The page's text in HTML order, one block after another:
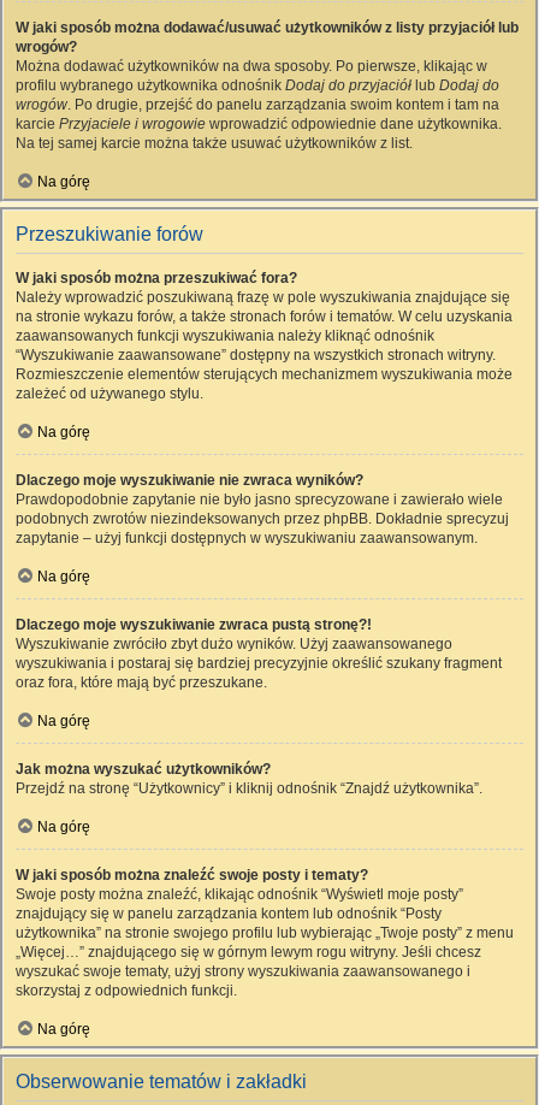
W jaki sposób można dodawać/usuwać użytkowników z listy przyjaciół lub
wrogów?
Można dodawać użytkowników na dwa sposoby. Po pierwsze, klikając w
profilu wybranego użytkownika odnośnik Dodaj do przyjaciół lub Dodaj do
wrogów. Po drugie, przejść do panelu zarządzania swoim kontem i tam na
karcie Przyjaciele i wrogowie wprowadzić odpowiednie dane użytkownika.
Na tej samej karcie można także usuwać użytkowników z list.
Na górę
Przeszukiwanie forów
W jaki sposób można przeszukiwać fora?
Należy wprowadzić poszukiwaną frazę w pole wyszukiwania znajdujące się
na stronie wykazu forów, a także stronach forów i tematów. W celu uzyskania
zaawansowanych funkcji wyszukiwania należy kliknąć odnośnik
“Wyszukiwanie zaawansowane” dostępny na wszystkich stronach witryny.
Rozmieszczenie elementów sterujących mechanizmem wyszukiwania może
zależeć od używanego stylu.
Na górę
Dlaczego moje wyszukiwanie nie zwraca wyników?
Prawdopodobnie zapytanie nie było jasno sprecyzowane i zawierało wiele
podobnych zwrotów niezindeksowanych przez phpBB. Dokładnie sprecyzuj
zapytanie – użyj funkcji dostępnych w wyszukiwaniu zaawansowanym.
Na górę
Dlaczego moje wyszukiwanie zwraca pustą stronę?!
Wyszukiwanie zwróciło zbyt dużo wyników. Użyj zaawansowanego
wyszukiwania i postaraj się bardziej precyzyjnie określić szukany fragment
oraz fora, które mają być przeszukane.
Na górę
Jak można wyszukać użytkowników?
Przejdź na stronę “Użytkownicy” i kliknij odnośnik “Znajdź użytkownika”.
Na górę
W jaki sposób można znaleźć swoje posty i tematy?
Swoje posty można znaleźć, klikając odnośnik “Wyświetl moje posty”
znajdujący się w panelu zarządzania kontem lub odnośnik “Posty
użytkownika” na stronie swojego profilu lub wybierając „Twoje posty” z menu
„Więcej…” znajdującego się w górnym lewym rogu witryny. Jeśli chcesz
wyszukać swoje tematy, użyj strony wyszukiwania zaawansowanego i
skorzystaj z odpowiednich funkcji.
Na górę
Obserwowanie tematów i zakładki